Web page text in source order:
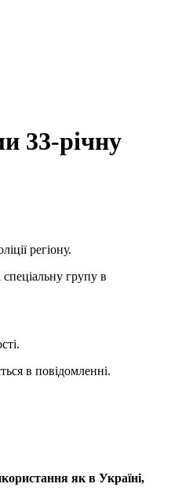
33-річну
регіону.
групу в
в повідомленні.
як в Україні,